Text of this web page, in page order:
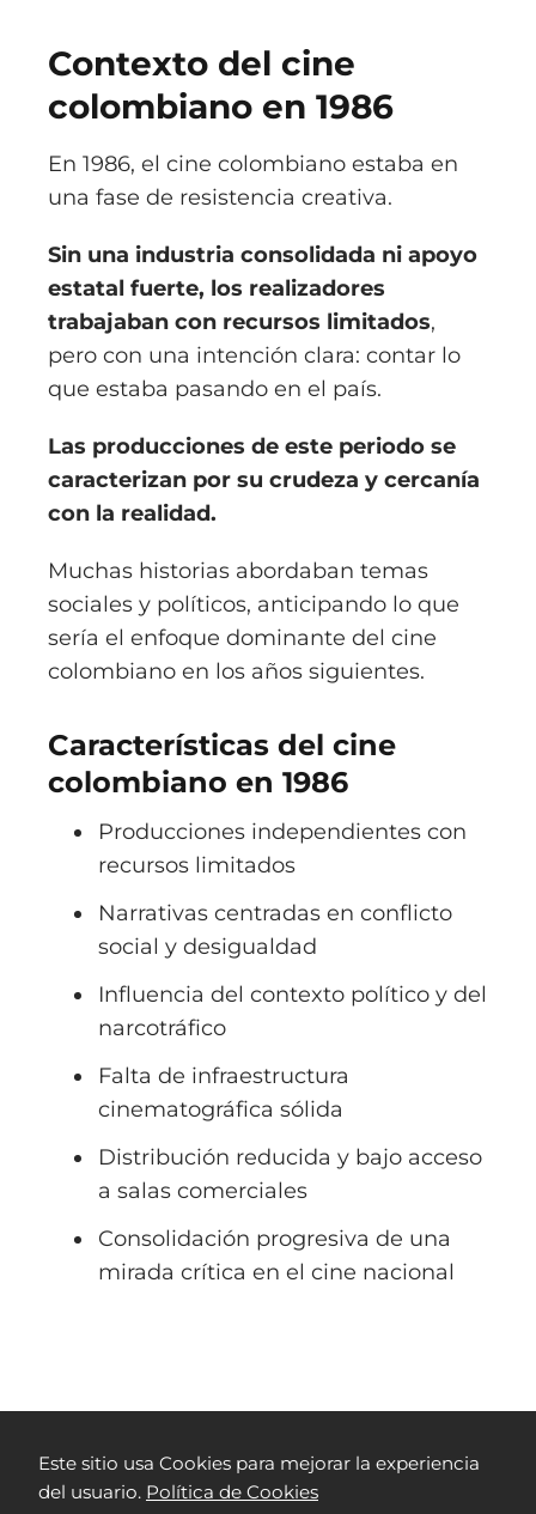
Contexto del cine
colombiano en 1986
En 1986, el cine colombiano estaba en
una fase de resistencia creativa.
Sin una industria consolidada ni apoyo
estatal fuerte, los realizadores
trabajaban con recursos limitados,
pero con una intención clara: contar lo
que estaba pasando en el país.
Las producciones de este periodo se
caracterizan por su crudeza y cercanía
con la realidad.
Muchas historias abordaban temas
sociales y políticos, anticipando lo que
sería el enfoque dominante del cine
colombiano en los años siguientes.
Características del cine
colombiano en 1986
Producciones independientes con
recursos limitados
Narrativas centradas en conflicto
social y desigualdad
Influencia del contexto político y del
narcotráfico
Falta de infraestructura
cinematográfica sólida
Distribución reducida y bajo acceso
a salas comerciales
Consolidación progresiva de una
mirada crítica en el cine nacional
Este sitio usa Cookies para mejorar la experiencia
del usuario. Política de Cookies